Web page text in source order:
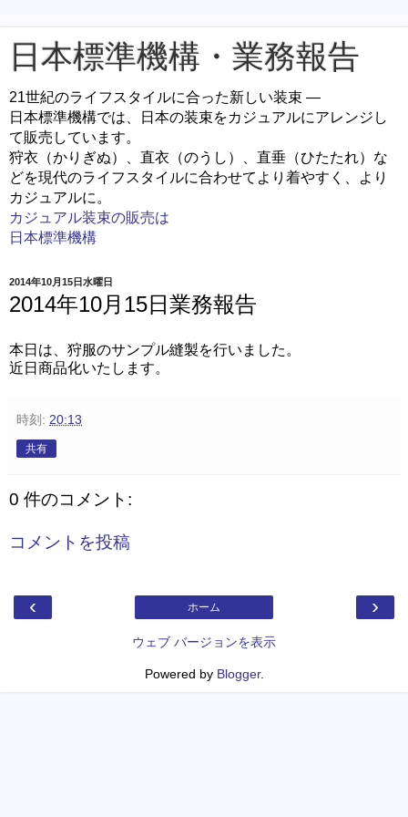
日本標準機構・業務報告
21世紀のライフスタイルに合った新しい装束 ―
日本標準機構では、日本の装束をカジュアルにアレンジし
て販売しています。
狩衣（かりぎぬ）、直衣（のうし）、直垂（ひたたれ）な
どを現代のライフスタイルに合わせてより着やすく、より
カジュアルに。
カジュアル装束の販売は
日本標準機構
2014年10月15日水曜日
2014年10月15日業務報告
本日は、狩服のサンプル縫製を行いました。
近日商品化いたします。
時刻: 20:13
共有
0 件のコメント:
コメントを投稿
‹ ›
ホーム
ウェブ バージョンを表示
Powered by Blogger.